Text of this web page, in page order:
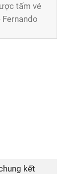
tấm vé
kết